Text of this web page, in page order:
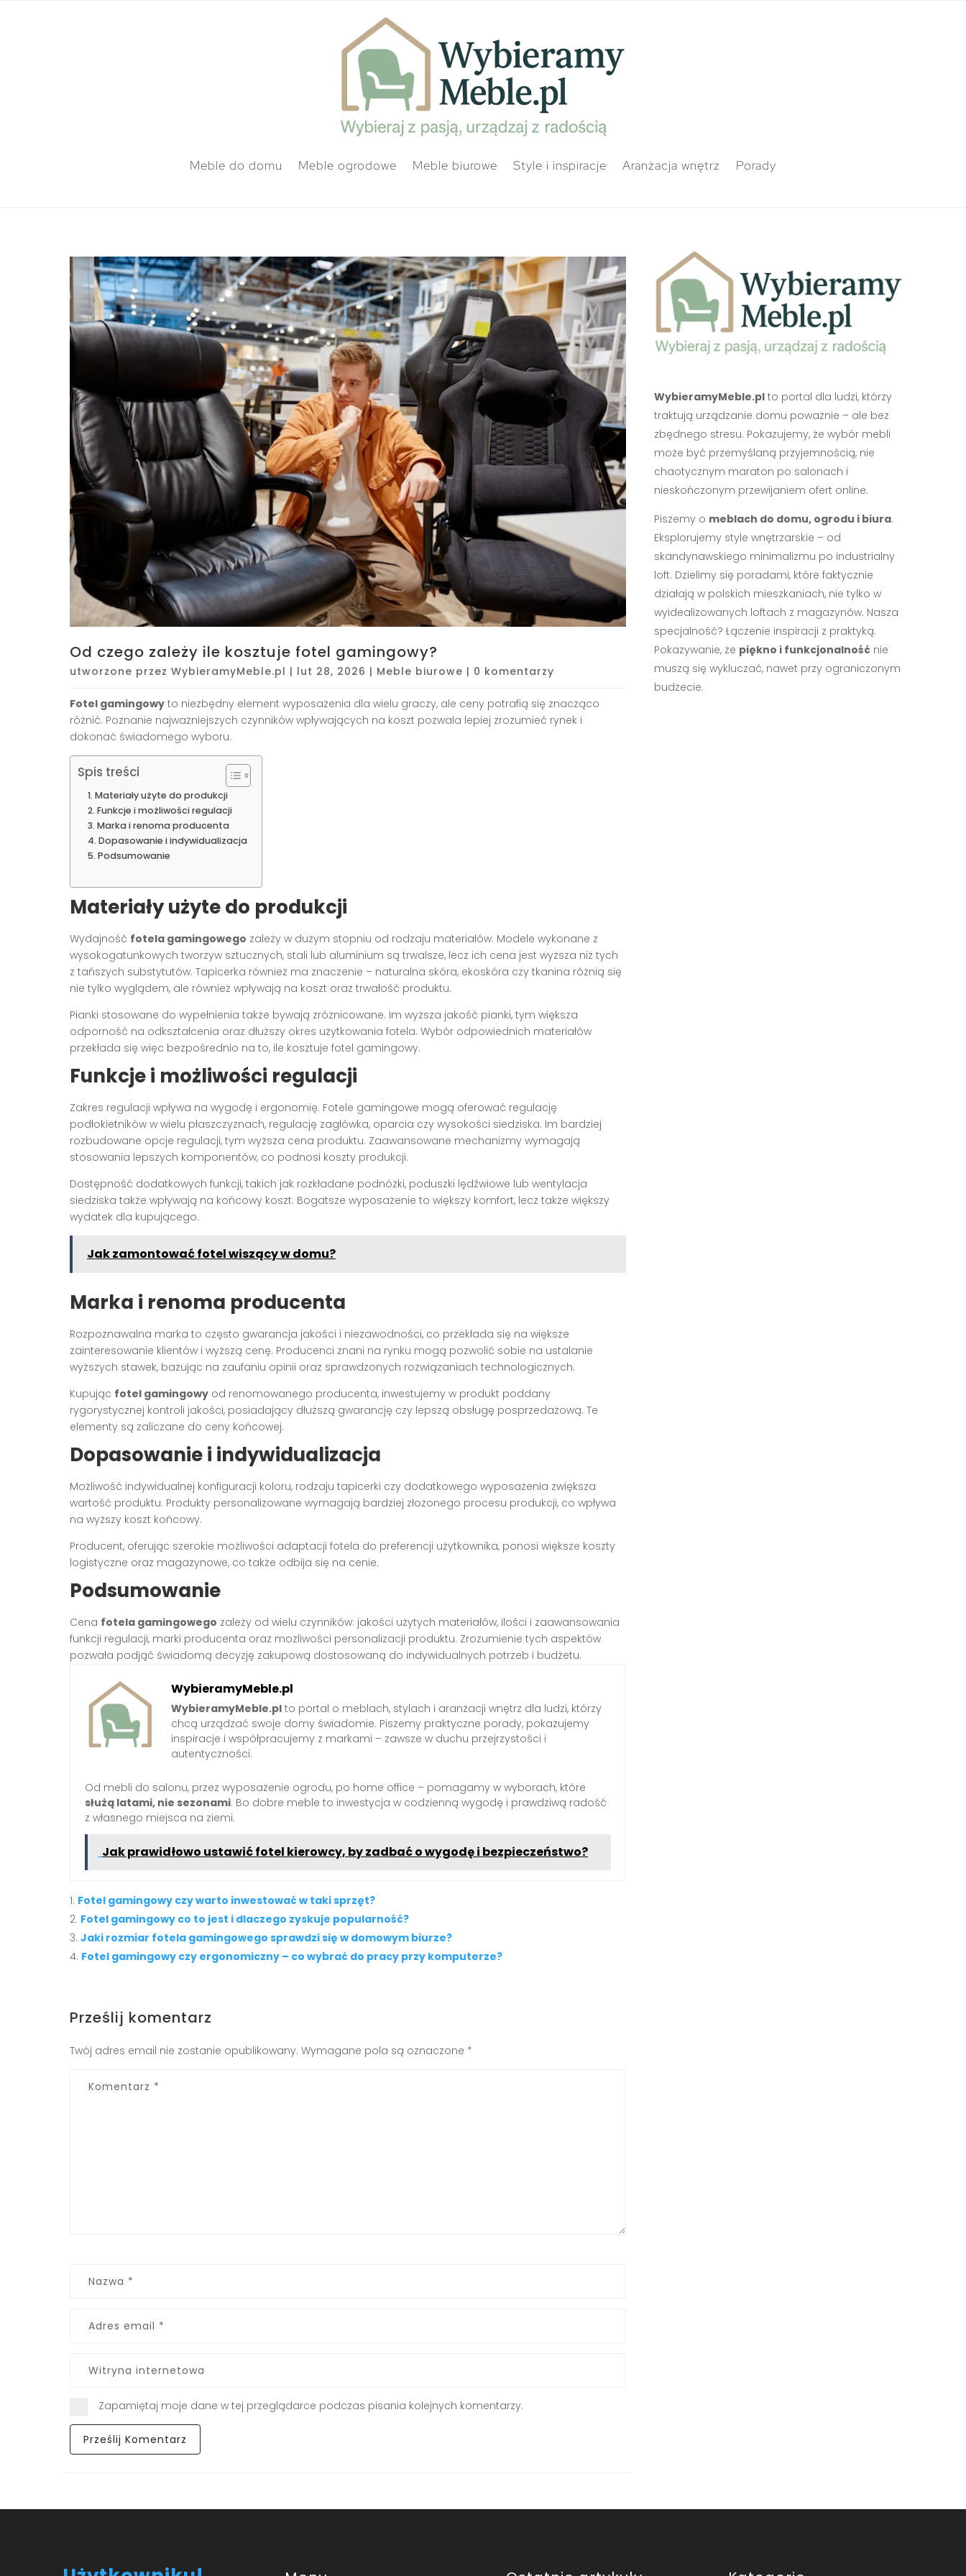
Meble do domu Meble ogrodowe Meble biurowe Style i inspiracje Aranżacja wnętrz Porady
Od czego zależy ile kosztuje fotel gamingowy?
utworzone przez WybieramyMeble.pl | lut 28, 2026 | Meble biurowe | 0 komentarzy
Fotel gamingowy to niezbędny element wyposażenia dla wielu graczy, ale ceny potrafią się znacząco
różnić. Poznanie najważniejszych czynników wpływających na koszt pozwala lepiej zrozumieć rynek i
dokonać świadomego wyboru.
Spis treści
Materiały użyte do produkcji
Funkcje i możliwości regulacji
Marka i renoma producenta
Dopasowanie i indywidualizacja
Podsumowanie
Materiały użyte do produkcji
Wydajność fotela gamingowego zależy w dużym stopniu od rodzaju materiałów. Modele wykonane z
wysokogatunkowych tworzyw sztucznych, stali lub aluminium są trwalsze, lecz ich cena jest wyższa niż tych
z tańszych substytutów. Tapicerka również ma znaczenie – naturalna skóra, ekoskóra czy tkanina różnią się
nie tylko wyglądem, ale również wpływają na koszt oraz trwałość produktu.
Pianki stosowane do wypełnienia także bywają zróżnicowane. Im wyższa jakość pianki, tym większa
odporność na odkształcenia oraz dłuższy okres użytkowania fotela. Wybór odpowiednich materiałów
przekłada się więc bezpośrednio na to, ile kosztuje fotel gamingowy.
Funkcje i możliwości regulacji
Zakres regulacji wpływa na wygodę i ergonomię. Fotele gamingowe mogą oferować regulację
podłokietników w wielu płaszczyznach, regulację zagłówka, oparcia czy wysokości siedziska. Im bardziej
rozbudowane opcje regulacji, tym wyższa cena produktu. Zaawansowane mechanizmy wymagają
stosowania lepszych komponentów, co podnosi koszty produkcji.
Dostępność dodatkowych funkcji, takich jak rozkładane podnóżki, poduszki lędźwiowe lub wentylacja
siedziska także wpływają na końcowy koszt. Bogatsze wyposażenie to większy komfort, lecz także większy
wydatek dla kupującego.
Jak zamontować fotel wiszący w domu?
Marka i renoma producenta
Rozpoznawalna marka to często gwarancja jakości i niezawodności, co przekłada się na większe
zainteresowanie klientów i wyższą cenę. Producenci znani na rynku mogą pozwolić sobie na ustalanie
wyższych stawek, bazując na zaufaniu opinii oraz sprawdzonych rozwiązaniach technologicznych.
Kupując fotel gamingowy od renomowanego producenta, inwestujemy w produkt poddany
rygorystycznej kontroli jakości, posiadający dłuższą gwarancję czy lepszą obsługę posprzedażową. Te
elementy są zaliczane do ceny końcowej.
Dopasowanie i indywidualizacja
Możliwość indywidualnej konfiguracji koloru, rodzaju tapicerki czy dodatkowego wyposażenia zwiększa
wartość produktu. Produkty personalizowane wymagają bardziej złożonego procesu produkcji, co wpływa
na wyższy koszt końcowy.
Producent, oferując szerokie możliwości adaptacji fotela do preferencji użytkownika, ponosi większe koszty
logistyczne oraz magazynowe, co także odbija się na cenie.
Podsumowanie
Cena fotela gamingowego zależy od wielu czynników: jakości użytych materiałów, ilości i zaawansowania
funkcji regulacji, marki producenta oraz możliwości personalizacji produktu. Zrozumienie tych aspektów
pozwała podjąć świadomą decyzję zakupową dostosowaną do indywidualnych potrzeb i budżetu.
WybieramyMeble.pl
WybieramyMeble.pl to portal o meblach, stylach i aranżacji wnętrz dla ludzi, którzy
chcą urządzać swoje domy świadomie. Piszemy praktyczne porady, pokazujemy
inspiracje i współpracujemy z markami – zawsze w duchu przejrzystości i
autentyczności.
Od mebli do salonu, przez wyposażenie ogrodu, po home office – pomagamy w wyborach, które
służą latami, nie sezonami. Bo dobre meble to inwestycja w codzienną wygodę i prawdziwą radość
z własnego miejsca na ziemi.
Jak prawidłowo ustawić fotel kierowcy, by zadbać o wygodę i bezpieczeństwo?
Fotel gamingowy czy warto inwestować w taki sprzęt?
Fotel gamingowy co to jest i dlaczego zyskuje popularność?
Jaki rozmiar fotela gamingowego sprawdzi się w domowym biurze?
Fotel gamingowy czy ergonomiczny – co wybrać do pracy przy komputerze?
Prześlij komentarz
Twój adres email nie zostanie opublikowany. Wymagane pola są oznaczone *
Zapamiętaj moje dane w tej przeglądarce podczas pisania kolejnych komentarzy.
WybieramyMeble.plto portal dla ludzi, którzy
traktują urządzanie domu poważnie – ale bez
zbędnego stresu. Pokazujemy, że wybór mebli
może być przemyślaną przyjemnością, nie
chaotycznym maraton po salonach i
nieskończonym przewijaniem ofert online.
Piszemy o meblach do domu, ogrodu i biura.
Eksplorujemy style wnętrzarskie – od
skandynawskiego minimalizmu po industrialny
loft. Dzielimy się poradami, które faktycznie
działają w polskich mieszkaniach, nie tylko w
wyidealizowanych loftach z magazynów. Nasza
specjalność? Łączenie inspiracji z praktyką.
Pokazywanie, że piękno i funkcjonalność nie
muszą się wykluczać, nawet przy ograniczonym
budżecie.